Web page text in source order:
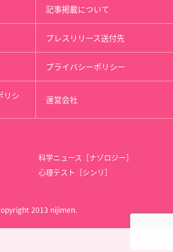
記事掲載について
プレスリリース送付先
プライバシーポリシー
リシ 運営会社
科学ニュース［ナゾロジー］
心理テスト［シンリ］
2013 nijimen.